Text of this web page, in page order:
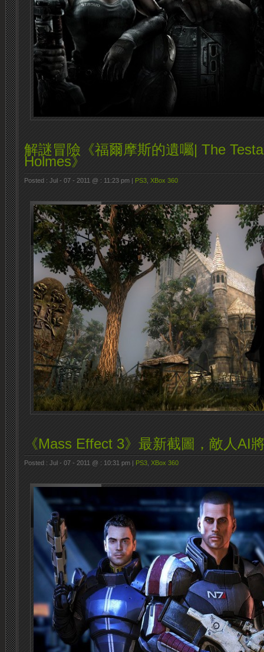
解謎冒險《福爾摩斯的遺囑| The
Holmes》
Posted : Jul - 07 - 2011 @ : 11:23 pm | PS3 XBox 360
《Mass Effect 3》最新截圖，敵人AI
Posted : Jul - 07 - 2011 @ : 10:31 pm | PS3 XBox 360